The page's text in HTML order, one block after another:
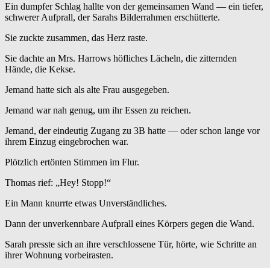
Ein dumpfer Schlag hallte von der gemeinsamen Wand — ein tiefer,
schwerer Aufprall, der Sarahs Bilderrahmen erschütterte.
Sie zuckte zusammen, das Herz raste.
Sie dachte an Mrs. Harrows höfliches Lächeln, die zitternden
Hände, die Kekse.
Jemand hatte sich als alte Frau ausgegeben.
Jemand war nah genug, um ihr Essen zu reichen.
Jemand, der eindeutig Zugang zu 3B hatte — oder schon lange vor
ihrem Einzug eingebrochen war.
Plötzlich ertönten Stimmen im Flur.
Thomas rief: „Hey! Stopp!“
Ein Mann knurrte etwas Unverständliches.
Dann der unverkennbare Aufprall eines Körpers gegen die Wand.
Sarah presste sich an ihre verschlossene Tür, hörte, wie Schritte an
ihrer Wohnung vorbeirasten.